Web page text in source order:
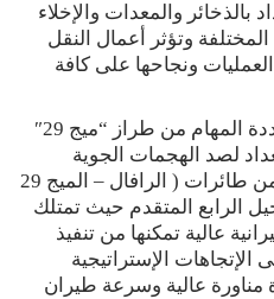
بالذخائر والمعدات والإخلاء
وتؤثر أعمال النقل
ونجاحها على كافة
وقامت عدد من الطائرات متعددة المهام من طراز “ميج 29″
لصد الهجمات الجوية
المعادية المحتملة، وتعتبر كل من طائرات ( الرافال – الميج 29
الرابع المتقدم حيث تمتلك
عالية تمكنها من تنفيذ
الإتجاهات الإستراتيجية
مناورة عالية وسرعة طيران